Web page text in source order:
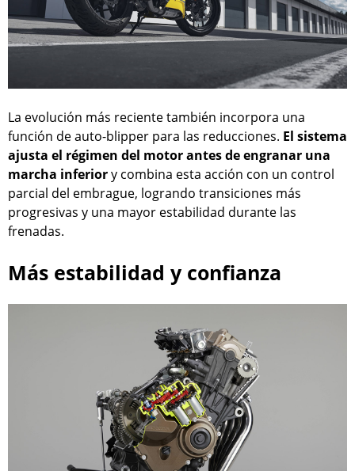
La evolución más reciente también incorpora una
función de auto-blipper para las reducciones. El sistema
ajusta el régimen del motor antes de engranar una
marcha inferiory combina esta acción con un control
parcial del embrague, logrando transiciones más
progresivas y una mayor estabilidad durante las
frenadas.
Más estabilidad y confianza